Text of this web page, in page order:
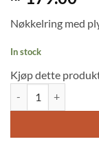
Nøkkelring med
In stock
Kjøp dette